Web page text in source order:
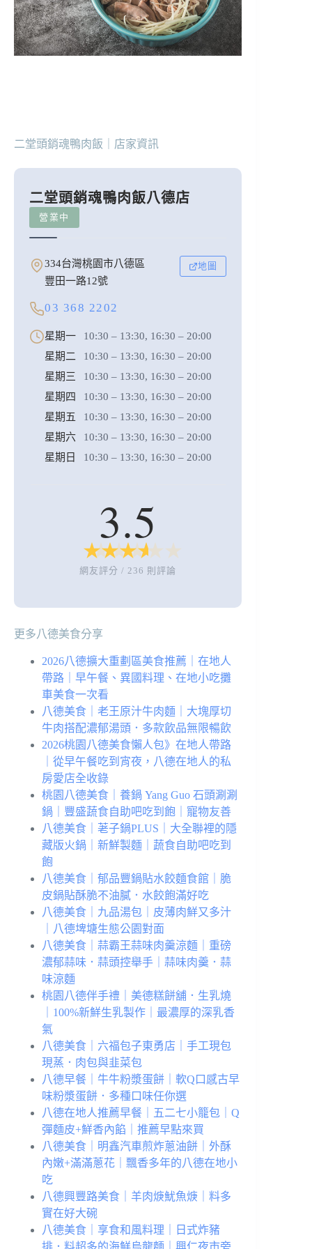
二堂頭銷魂鴨肉飯｜店家資訊
二堂頭銷魂鴨肉飯八德店
營業中
334台灣桃園市八德區
豐田一路12號
地圖
03 368 2202
星期一
10:30 – 13:30, 16:30 – 20:00
星期二
10:30 – 13:30, 16:30 – 20:00
星期三
10:30 – 13:30, 16:30 – 20:00
星期四
10:30 – 13:30, 16:30 – 20:00
星期五
10:30 – 13:30, 16:30 – 20:00
星期六
10:30 – 13:30, 16:30 – 20:00
星期日
10:30 – 13:30, 16:30 – 20:00
3.5
★
★ ★
★ ★
★ ★
★ ★
★
網友評分 / 236 則評論
更多八德美食分享
2026八德擴大重劃區美食推薦｜在地人
帶路｜早午餐、異國料理、在地小吃攤
車美食一次看
八德美食｜老王原汁牛肉麵｜大塊厚切
牛肉搭配濃郁湯頭．多款飲品無限暢飲
2026桃園八德美食懶人包》在地人帶路
｜從早午餐吃到宵夜，八德在地人的私
房愛店全收錄
桃園八德美食｜養鍋 Yang Guo 石頭涮涮
鍋｜豐盛蔬食自助吧吃到飽｜寵物友善
八德美食｜荖子鍋PLUS｜大全聯裡的隱
藏版火鍋｜新鮮製麵｜蔬食自助吧吃到
飽
八德美食｜郁品豐鍋貼水餃麵食館｜脆
皮鍋貼酥脆不油膩．水餃飽滿好吃
八德美食｜九品湯包｜皮薄肉鮮又多汁
｜八德埤塘生態公園對面
八德美食｜蒜霸王蒜味肉羹涼麵｜重磅
濃郁蒜味．蒜頭控舉手｜蒜味肉羹．蒜
味涼麵
桃園八德伴手禮｜美德糕餅舖．生乳燒
｜100%新鮮生乳製作｜最濃厚的深乳香
氣
八德美食｜六福包子東勇店｜手工現包
現蒸．肉包與韭菜包
八德早餐｜牛牛粉漿蛋餅｜軟Q口感古早
味粉漿蛋餅．多種口味任你選
八德在地人推薦早餐｜五二七小籠包｜Q
彈麵皮+鮮香內餡｜推薦早點來買
八德美食｜明鑫汽車煎炸蔥油餅｜外酥
內嫩+滿滿蔥花｜飄香多年的八德在地小
吃
八德興豐路美食｜羊肉焿魷魚焿｜料多
實在好大碗
八德美食｜享食和風料理｜日式炸豬
排．料超多的海鮮烏龍麵｜興仁夜市旁